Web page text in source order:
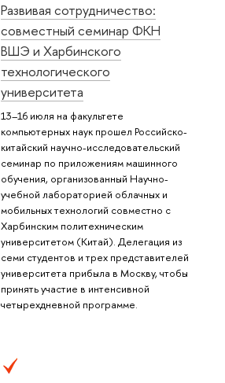
Развивая сотрудничество:
совместный семинар ФКН
ВШЭ и Харбинского
технологического
университета
13–16 июля на факультете
компьютерных наук прошел Российско-
китайский научно-исследовательский
семинар по приложениям машинного
обучения, организованный Научно-
учебной лабораторией облачных и
мобильных технологий совместно с
Харбинским политехническим
университетом (Китай). Делегация из
семи студентов и трех представителей
университета прибыла в Москву, чтобы
принять участие в интенсивной
четырехдневной программе.